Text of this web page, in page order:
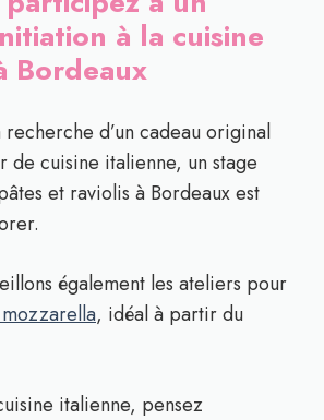
à la cuisine
Bordeaux
recherche d’un cadeau original
de cuisine italienne, un stage
et raviolis à Bordeaux est
également les ateliers pour
, idéal à partir du
italienne, pensez